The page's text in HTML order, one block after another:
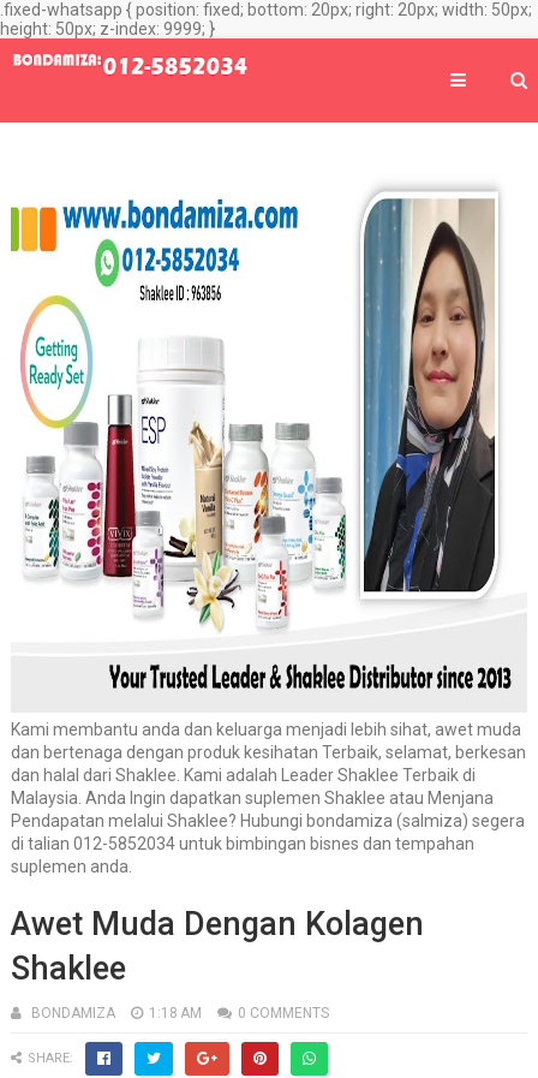
.fixed-whatsapp { position: fixed; bottom: 20px; right: 20px; width: 50px;
height: 50px; z-index: 9999; }
Kami membantu anda dan keluarga menjadi lebih sihat, awet muda
dan bertenaga dengan produk kesihatan Terbaik, selamat, berkesan
dan halal dari Shaklee. Kami adalah Leader Shaklee Terbaik di
Malaysia. Anda Ingin dapatkan suplemen Shaklee atau Menjana
Pendapatan melalui Shaklee? Hubungi bondamiza (salmiza) segera
di talian 012-5852034 untuk bimbingan bisnes dan tempahan
suplemen anda.
Awet Muda Dengan Kolagen
Shaklee
BONDAMIZA 1:18 AM 0 COMMENTS
SHARE: